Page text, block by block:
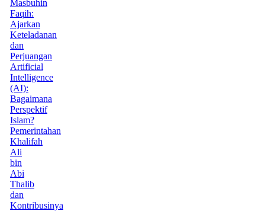
Masbuhin
Faqih:
Ajarkan
Keteladanan
dan
Perjuangan
Artificial
Intelligence
(AI):
Bagaimana
Perspektif
Islam?
Pemerintahan
Khalifah
Ali
bin
Abi
Thalib
dan
Kontribusinya